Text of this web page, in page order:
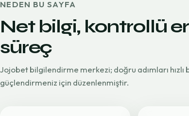
NEDEN BU SAYFA
Net bilgi, kontrollü
süreç
Jojobet bilgilendirme merkezi; doğru adımları hızlı
güçlendirmeniz için düzenlenmiştir.